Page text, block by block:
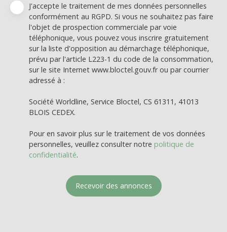
J'accepte le traitement de mes données personnelles
conformément au RGPD. Si vous ne souhaitez pas faire
l'objet de prospection commerciale par voie
téléphonique, vous pouvez vous inscrire gratuitement
sur la liste d'opposition au démarchage téléphonique,
prévu par l'article L223-1 du code de la consommation,
sur le site Internet www.bloctel.gouv.fr ou par courrier
adressé à :
Société Worldline, Service Bloctel, CS 61311, 41013
BLOIS CEDEX.
Pour en savoir plus sur le traitement de vos données
personnelles, veuillez consulter notre politique de
confidentialité.
Recevoir des annonces